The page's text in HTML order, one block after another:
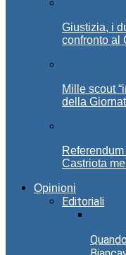
Giustizia, i
confronto al
Mille scout
della
Castriota
Opinioni
Editoriali